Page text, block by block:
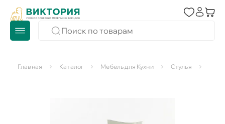
Главная Каталог Мебель для Кухни Стулья